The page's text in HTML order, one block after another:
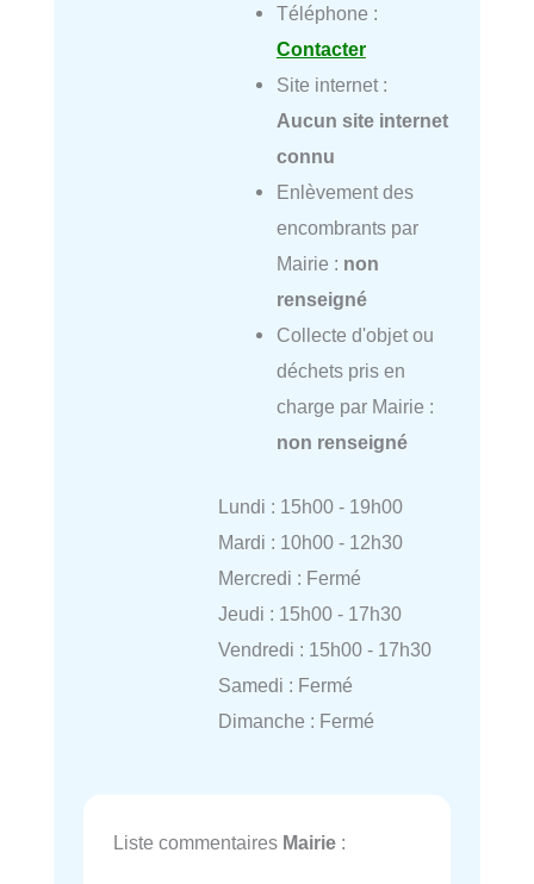
Téléphone :
Contacter
Site internet :
Aucun site internet
connu
Enlèvement des
encombrants par
Mairie : non
renseigné
Collecte d'objet ou
déchets pris en
charge par Mairie :
non renseigné
Lundi : 15h00 - 19h00
Mardi : 10h00 - 12h30
Mercredi : Fermé
Jeudi : 15h00 - 17h30
Vendredi : 15h00 - 17h30
Samedi : Fermé
Dimanche : Fermé
Liste commentaires Mairie :